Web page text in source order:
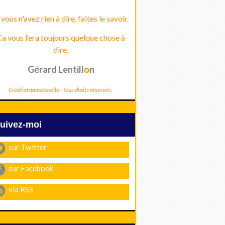
vous n'avez rien à dire, faites le savoir.
vous fera toujours quelque chose à
dire.
Gérard Lentillon
Création personnelle - tous droits réservés.
Suivez-moi
sur Twitter
sur Facebook
via RSS